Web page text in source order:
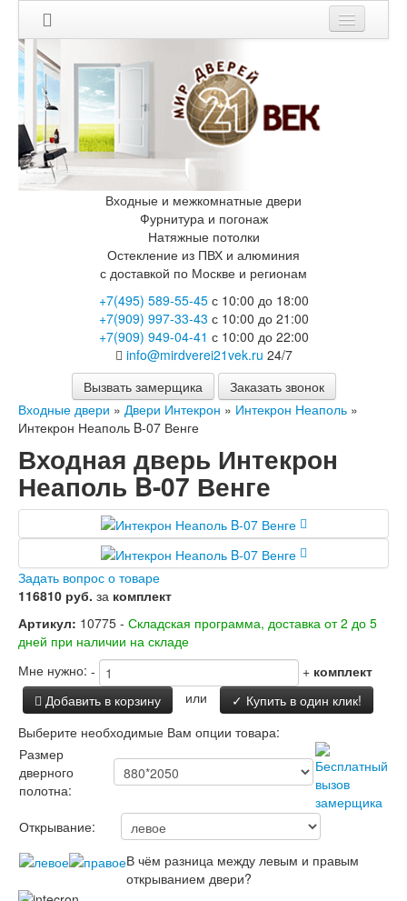
Корзина
Каталог
Входные двери
Двери с терморазрывом для улицы
Противопожарные двери
Двери Бункер
Двери Лекс
Двери Рыцарь
Двери Термодор
Арктика
Монолит
Стайл
Термо
Термо Лацио
Флагман
Электрозамок Смарт
Заводские двери
Двери Лабиринт
Лабиринт Аляска Лайт
Лабиринт Арт
Лабиринт Атлантик
Лабиринт Бетон
Лабиринт Верса
Лабиринт Версаль
Лабиринт Гранд
Лабиринт Дверь двойная тамбурная под
заказ
Лабиринт Имперо
Лабиринт Инфинити
Лабиринт Иссида
Лабиринт Карбон
Лабиринт Кармина
Лабиринт Классик Антик медный
Лабиринт Классик Шагрень
Лабиринт Кредор
Лабиринт Лаб Про
Лабиринт Лайн Вайт
Лабиринт Лондон
Лабиринт Лофт
Лабиринт Мегаполис
Лабиринт Норд Плюс
Лабиринт Нью Йорк
Входные и межкомнатные двери
Фурнитура и погонаж
Натяжные потолки
Остекление из ПВХ и алюминия
с доставкой по Москве и регионам
+7(495) 589-55-45с 10:00 до 18:00
+7(909) 997-33-43 с 10:00 до 21:00
+7(909) 949-04-41 с 10:00 до 22:00
info@mirdverei21vek.ru 24/7
Вызвать замерщика
Заказать звонок
Входные двери » Двери Интекрон » Интекрон Неаполь »
Интекрон Неаполь B-07 Венге
Входная дверь Интекрон
Неаполь B-07 Венге
Задать вопрос о товаре
116810 руб. за комплект
Артикул: 10775 - Складская программа, доставка от 2 до 5
дней при наличии на складе
Мне нужно: - + комплект
Добавить в корзину
или
✓ Купить в один клик!
Выберите необходимые Вам опции товара:
Размер
дверного
полотна:
Открывание:
В чём разница между левым и правым
открыванием двери?